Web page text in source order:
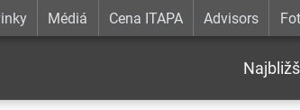
Médiá Cena ITAPA Advisors